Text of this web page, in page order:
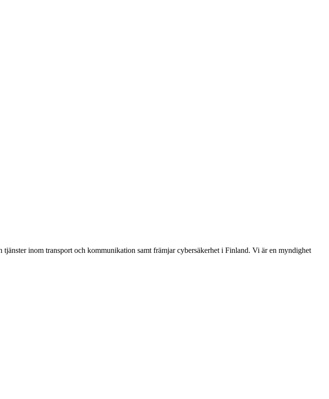
inom transport och kommunikation samt främjar cybersäkerhet i Finland. Vi är en myndighet